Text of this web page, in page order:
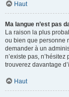
Haut
Ma langue n’est pas
La raison la plus
ou bien que personne
demander à un
n’existe pas,
trouverez davantage
Haut